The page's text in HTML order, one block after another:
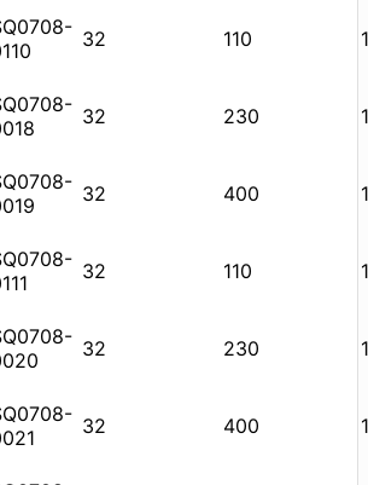
32 110
32 230
32 400
32 110
32 230
32 400